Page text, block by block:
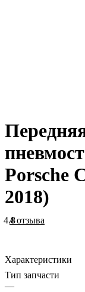
Porsche
2018)
4.84 отзыва
Характеристики
Тип запчасти
—